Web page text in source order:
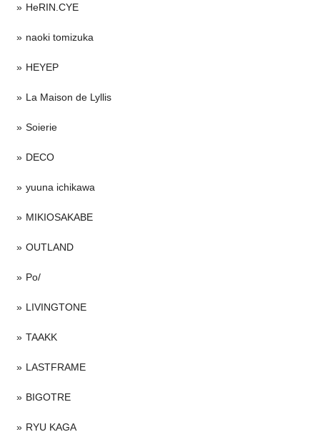
HeRIN.CYE
naoki tomizuka
HEYEP
La Maison de Lyllis
Soierie
DECO
yuuna ichikawa
MIKIOSAKABE
OUTLAND
Po/
LIVINGTONE
TAAKK
LASTFRAME
BIGOTRE
RYU KAGA